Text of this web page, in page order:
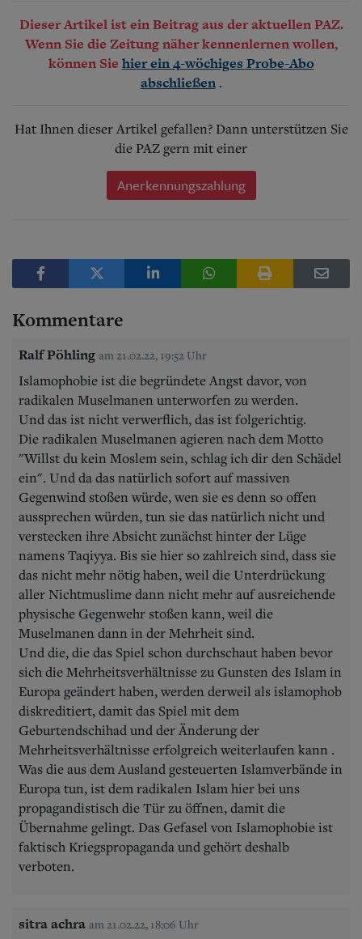
Dieser Artikel ist ein Beitrag aus der aktuellen PAZ.
Wenn Sie die Zeitung näher kennenlernen wollen,
können Sie hier ein 4-wöchiges Probe-Abo
abschließen .
Hat Ihnen dieser Artikel gefallen? Dann unterstützen Sie
die PAZ gern mit einer
Anerkennungszahlung
Kommentare
Ralf Pöhling am 21.02.22, 19:52 Uhr
Islamophobie ist die begründete Angst davor, von
radikalen Muselmanen unterworfen zu werden.
Und das ist nicht verwerflich, das ist folgerichtig.
Die radikalen Muselmanen agieren nach dem Motto
"Willst du kein Moslem sein, schlag ich dir den Schädel
ein". Und da das natürlich sofort auf massiven
Gegenwind stoßen würde, wen sie es denn so offen
aussprechen würden, tun sie das natürlich nicht und
verstecken ihre Absicht zunächst hinter der Lüge
namens Taqiyya. Bis sie hier so zahlreich sind, dass sie
das nicht mehr nötig haben, weil die Unterdrückung
aller Nichtmuslime dann nicht mehr auf ausreichende
physische Gegenwehr stoßen kann, weil die
Muselmanen dann in der Mehrheit sind.
Und die, die das Spiel schon durchschaut haben bevor
sich die Mehrheitsverhältnisse zu Gunsten des Islam in
Europa geändert haben, werden derweil als islamophob
diskreditiert, damit das Spiel mit dem
Geburtendschihad und der Änderung der
Mehrheitsverhältnisse erfolgreich weiterlaufen kann .
Was die aus dem Ausland gesteuerten Islamverbände in
Europa tun, ist dem radikalen Islam hier bei uns
propagandistisch die Tür zu öffnen, damit die
Übernahme gelingt. Das Gefasel von Islamophobie ist
faktisch Kriegspropaganda und gehört deshalb
verboten.
sitra achra am 21.02.22, 18:06 Uhr